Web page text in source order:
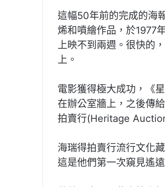
這幅50年前的完成的海
烯和噴繪作品，於1977
上映不到兩週。很快的
上。
電影獲得極大成功，《
在辦公室牆上，之後傳
拍賣行(Heritage
海瑞得拍賣行流行文化
這是他們第一次窺見遙